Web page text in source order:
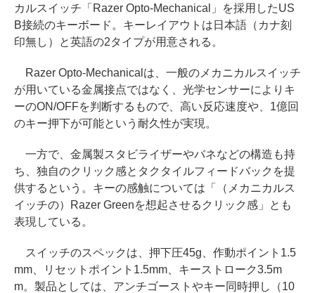
カルスイッチ「Razer Opto-Mechanical」を採用したUS
B接続のキーボード。キーレイアウトは日本語（カナ刻
印無し）と英語の2タイプが用意される。
Razer Opto-Mechanicalは、一般のメカニカルスイッチ
が用いている金属接点ではなく、光学センサーによりキ
ーのON/OFFを判断するもので、高い反応速度や、1億回
のキー押下が可能という耐久性が実現。
一方で、金属製スタビライザーやバネなどの構造も持
ち、独自のクリック感とタクタイルフィードバックを提
供するという。キーの感触については「（メカニカルス
イッチの）Razer Greenを想起させるクリック感」とも
表現している。
スイッチのスペックは、押下圧45g、作動ポイント1.5
mm、リセットポイント1.5mm、キーストローク3.5m
m。製品としては、アンチゴーストやキー同時押し（10